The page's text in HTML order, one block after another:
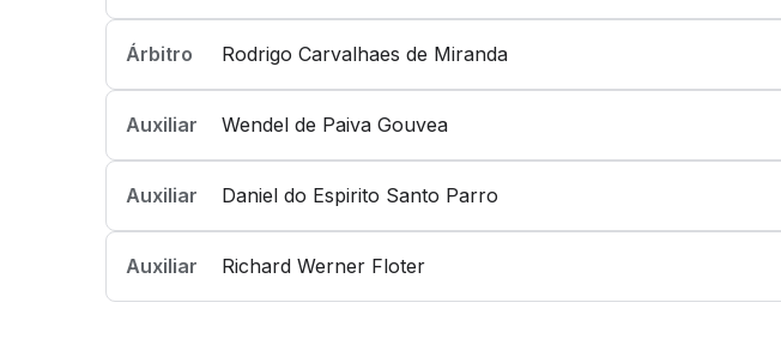
Árbitro Rodrigo Carvalhaes de Miranda
Auxiliar Wendel de Paiva Gouvea
Auxiliar Daniel do Espirito Santo Parro
Auxiliar Richard Werner Floter